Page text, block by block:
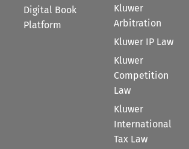
Digital Book
Platform
Kluwer
Arbitration
Kluwer IP Law
Kluwer
Competition
Law
Kluwer
International
Tax Law